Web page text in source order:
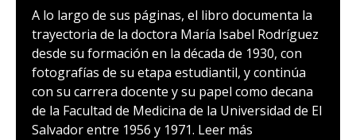
A lo largo de sus páginas, el libro documenta la
trayectoria de la doctora María Isabel Rodríguez
desde su formación en la década de 1930, con
fotografías de su etapa estudiantil, y continúa
con su carrera docente y su papel como decana
de la Facultad de Medicina de la Universidad de El
Salvador entre 1956 y 1971. Leer más